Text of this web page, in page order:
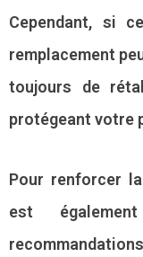
Cependant, si
remplacement
toujours de
protégeant votre
Pour renforcer la
est